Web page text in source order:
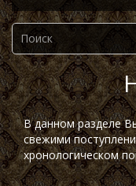
В данном разделе
свежими
хронологическом